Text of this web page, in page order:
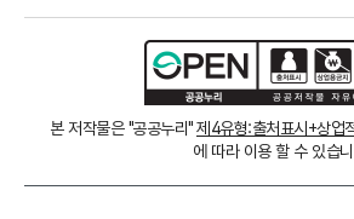
본 저작물은 "공공누리"제4유형:출처표시+상업
에 따라 이용 할 수 있습